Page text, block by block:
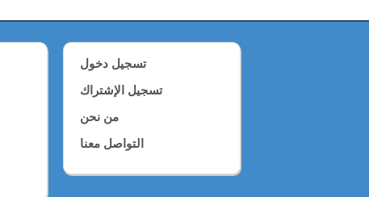
تسجيل دخول
تسجيل الإشتراك
من نحن
التواصل معنا